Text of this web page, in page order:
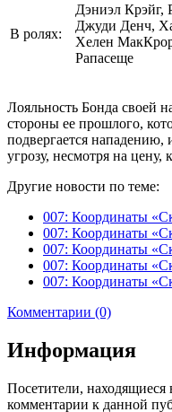
В ролях:
Дэниэл
Джуди Денч,
Хелен
Рапасеще
Лояльность Бонда своей
стороны ее прошлого,
подвергается нападению,
угрозу, несмотря на цену,
Другие новости по теме:
007: Координаты
007: Координаты
007: Координаты
007: Координаты
007: Координаты
Комментарии (0)
Информация
Посетители, находящиеся
комментарии к данной